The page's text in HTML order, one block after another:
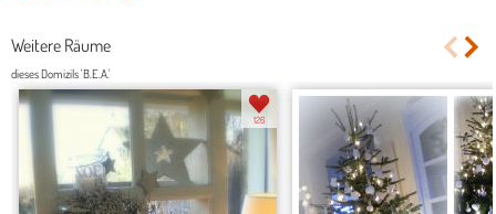
Weitere Räume
dieses Domizils 'B.E.A.'
126